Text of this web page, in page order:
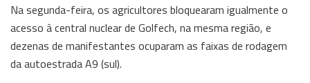
Na segunda-feira, os agricultores bloquearam igualmente o
acesso à central nuclear de Golfech, na mesma região, e
dezenas de manifestantes ocuparam as faixas de rodagem
da autoestrada A9 (sul).